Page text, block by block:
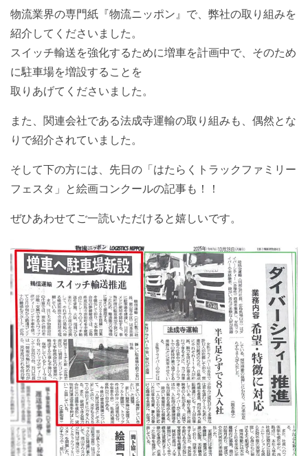
物流業界の専門紙『物流ニッポン』で、弊社の取り組みを
紹介してくださいました。
スイッチ輸送を強化するために増車を計画中で、そのため
に駐車場を増設することを
取りあげてくださいました。
また、関連会社である法成寺運輸の取り組みも、偶然とな
りで紹介されていました。
そして下の方には、先日の「はたらくトラックファミリー
フェスタ」と絵画コンクールの記事も！！
ぜひあわせてご一読いただけると嬉しいです。